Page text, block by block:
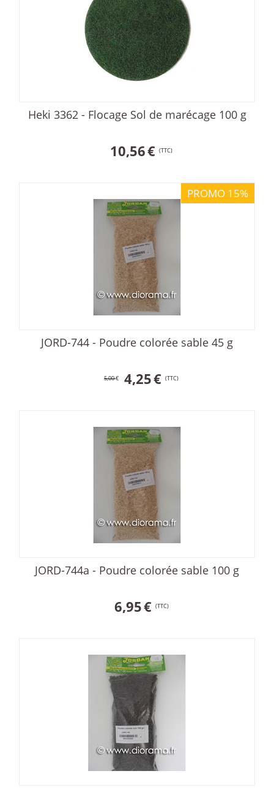
Heki 3362 - Flocage Sol de marécage 100 g
10,56€ (TTC)
PROMO 15%
JORD-744 - Poudre colorée sable 45 g
5,00€ 4,25€ (TTC)
JORD-744a - Poudre colorée sable 100 g
6,95€ (TTC)